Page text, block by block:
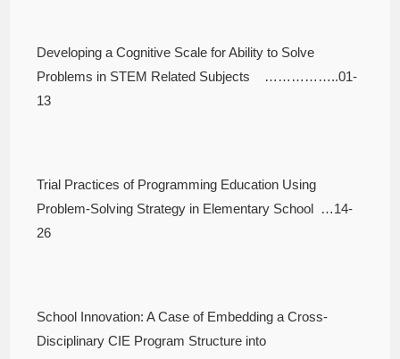
Developing a Cognitive Scale for Ability to Solve
Problems in STEM Related Subjects ……………..01-
13
Trial Practices of Programming Education Using
Problem-Solving Strategy in Elementary School …14-
26
School Innovation: A Case of Embedding a Cross-
Disciplinary CIE Program Structure into